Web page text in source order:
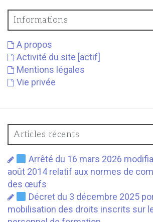
Informations
A propos
Activité du site [actif]
Mentions légales
Vie privée
Articles récents
Arrêté du 16 mars 2026
août 2014 relatif aux normes de
des œufs
Décret du 3 décembre 2025
mobilisation des droits inscrits sur